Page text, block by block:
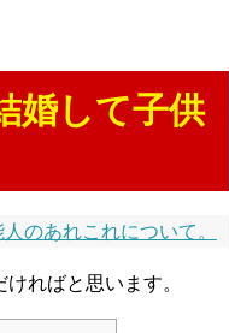
婚して子供
のあれこれについて。
ればと思います。